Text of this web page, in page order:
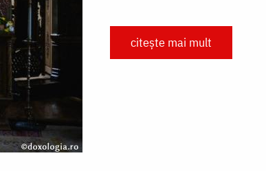
citește mai mult